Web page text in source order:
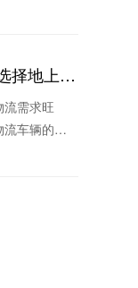
择地上铁
需求旺
车辆的性